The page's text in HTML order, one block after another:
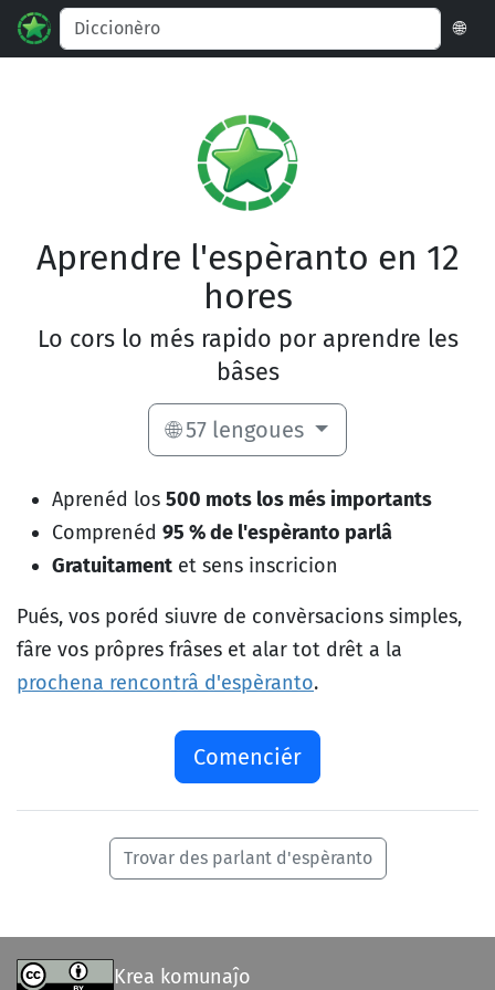
🌐
Aprendre l'espèranto en 12
hores
Lo cors lo més rapido por aprendre les
bâses
🌐 57 lengoues
Aprenéd los 500 mots los més importants
Comprenéd 95 % de l'espèranto parlâ
Gratuitament et sens inscricion
Pués, vos poréd siuvre de convèrsacions simples,
fâre vos prôpres frâses et alar tot drêt a la
prochena rencontrâ d'espèranto.
Comenciér
Trovar des parlant d'espèranto
Krea komunaĵo